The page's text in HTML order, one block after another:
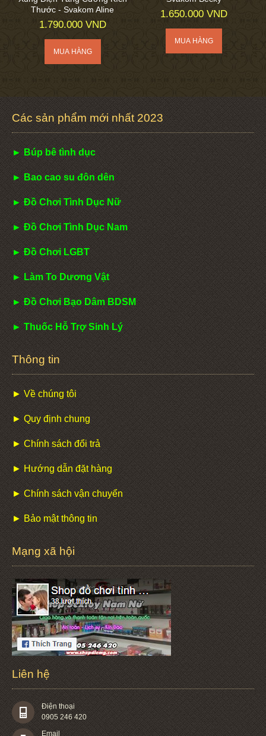
Thước - Svakom Aline
1.790.000 VND
1.650.000 VND
Các sản phẩm mới nhất 2023
► Búp bê tình dục
► Bao cao su đôn dên
► Đồ Chơi Tình Dục Nữ
► Đồ Chơi Tình Dục Nam
► Đồ Chơi LGBT
► Làm To Dương Vật
► Đồ Chơi Bạo Dâm BDSM
► Thuốc Hỗ Trợ Sinh Lý
Thông tin
► Về chúng tôi
► Quy định chung
► Chính sách đổi trả
► Hướng dẫn đặt hàng
► Chính sách vận chuyển
► Bảo mật thông tin
Mạng xã hội
Liên hệ
Điện thoại
0905 246 420
Email